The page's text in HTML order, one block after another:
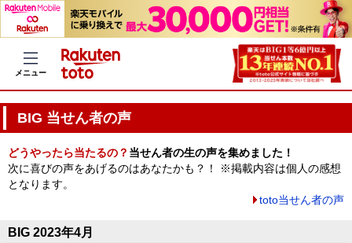
メニュー
BIG 当せん者の声
どうやったら当たるの？ 当せん者の生の声を集めました！
次に喜びの声をあげるのはあなたかも？！ ※掲載内容は個人の感想
となります。
toto当せん者の声
BIG 2023年4月